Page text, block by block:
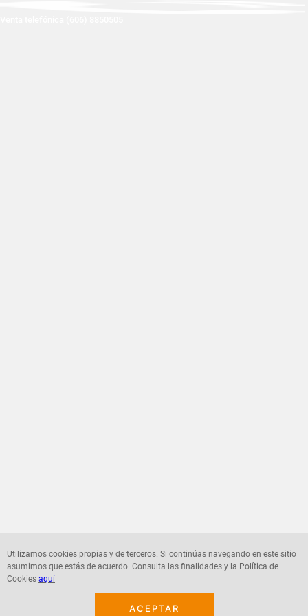
Utilizamos cookies propias y de terceros. Si continúas navegando en este sitio
asumimos que estás de acuerdo. Consulta las finalidades y la Política de
Cookies aquí
ACEPTAR